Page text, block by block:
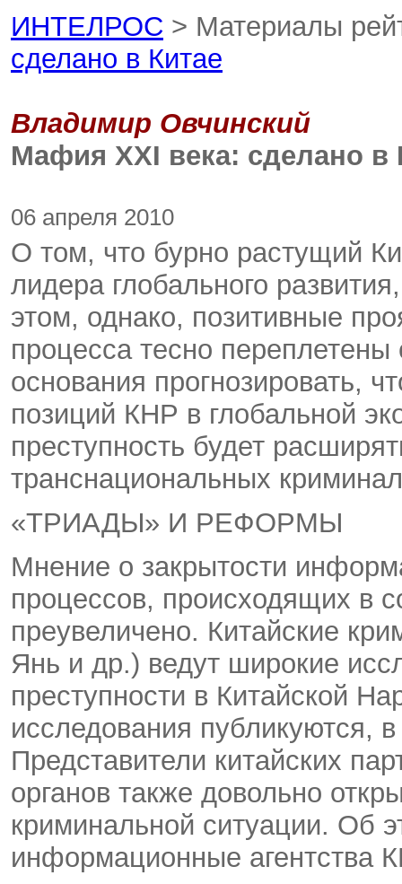
ИНТЕЛРОС > Материалы
сделано в Китае
Владимир Овчинский
Мафия XXI века: сделано в
06 апреля 2010
О том, что бурно растущий
лидера глобального
этом, однако, позитивные
процесса тесно
основания прогнозировать,
позиций КНР в глобальной
преступность будет
транснациональных
«ТРИАДЫ» И РЕФОРМЫ
Мнение о закрытости
процессов, происходящих в
преувеличено. Китайские
Янь и др.) ведут широкие
преступности в Китайской
исследования публикуются,
Представители китайских
органов также довольно
криминальной ситуации. Об
информационные агентства